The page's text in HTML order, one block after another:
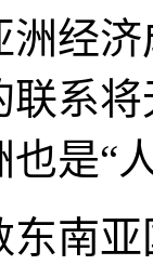
洲经
联系
是“
东南